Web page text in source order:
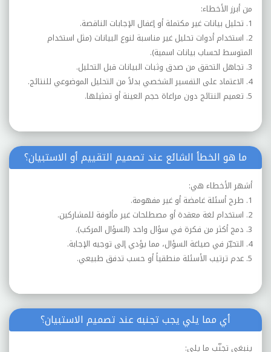
من أبرز الأخطاء:
1. تحليل بيانات غير مكتملة أو إغفال الإجابات الناقصة.
2. استخدام أدوات تحليل غير مناسبة لنوع البيانات (مثل استخدام
المتوسط لحساب بيانات اسمية).
3. تجاهل التحقق من صدق وثبات البيانات قبل التحليل.
4. الاعتماد على التفسير الشخصي بدلاً من التحليل الموضوعي للنتائج.
5. تعميم النتائج دون مراعاة حجم العينة أو تمثيلها.
ما هو الخطأ الشائع عند تصميم التقييم أو الاستبيان؟
أشهر الأخطاء هي:
1. طرح أسئلة غامضة أو غير مفهومة.
2. استخدام لغة معقدة أو مصطلحات غير مألوفة للمشاركين.
3. دمج أكثر من فكرة في سؤال واحد (السؤال المركب).
4. التحيّز في صياغة السؤال، مما يؤدي إلى توجيه الإجابة.
5. عدم ترتيب الأسئلة منطقياً أو حسب تدفق طبيعي.
أي مما يلي يجب تجنبه عند تصميم الاستبيان؟
ينبغي تجنّب ما يلي: